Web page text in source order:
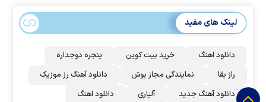
لینک های مفید
دانلود اهنگ خرید بیت کوین
پنجره دوجداره
راز بقا
نمایندگی مجاز بوش
دانلود آهنگ رز‌ موزیک
دانلود آهنگ جدید
آلپاری
دانلود اهنگ